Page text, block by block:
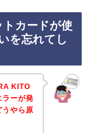
カードが使
を忘れてし
KITO
ラーが発
うやら原